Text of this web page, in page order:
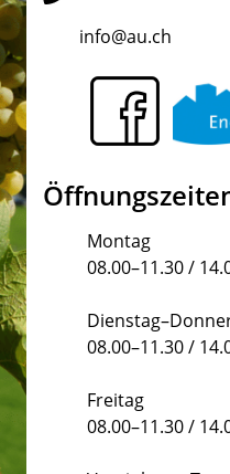
info@au.ch
Montag
08.00–11.30 /
08.00–11.30 /
Freitag
08.00–11.30 /